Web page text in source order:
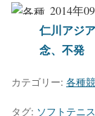
2014年
仁川アジ
念、不発
カテゴリー: 各種
タグ: ソフトテニス